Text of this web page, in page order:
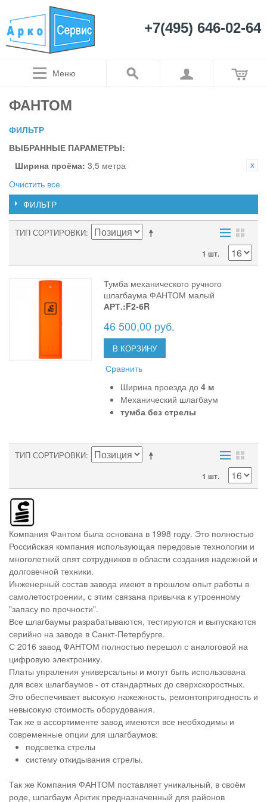
+7(495) 646-02-64
Меню
ФАНТОМ
ФИЛЬТР
ВЫБРАННЫЕ ПАРАМЕТРЫ:
Ширина проёма: 3,5 метра
Очистить все
ФИЛЬТР
ТИП СОРТИРОВКИ
1 шт.
Тумба механического ручного
шлагбаума ФАНТОМ малый
АРТ.:F2-6R
46 500,00 руб.
В КОРЗИНУ
Сравнить
Ширина проезда до4 м
Механический шлагбаум
тумба без стрелы
ТИП СОРТИРОВКИ
1 шт.
Компания Фантом была основана в 1998 году. Это полностью
Российская компания использующая передовые технологии и
многолетний опят сотрудников в области создания надежной и
долговечной техники.
Инженерный состав завода имеют в прошлом опыт работы в
самолетостроении, с этим связана привычка к утроенному
"запасу по прочности".
Все шлагбаумы разрабатываются, тестируются и выпускаются
серийно на заводе в Санкт-Петербурге.
С 2016 завод ФАНТОМ полностью перешол с аналоговой на
цифровую электронику.
Платы упраления универсальны и могут быть использована
для всех шлагбаумов - от стандартных до сверхскоростных.
Это обеспечивает высокую нажежность, ремонтопригодность и
невысокую стоимость оборудования.
Так же в ассортименте завод имеются все необходимы и
современные опции для шлагбаумов:
подсветка стрелы
систему откидывания стрелы.
Так же Компания ФАНТОМ поставляет уникальный, в своём
роде, шлагбаум Арктик предназначенный для районов